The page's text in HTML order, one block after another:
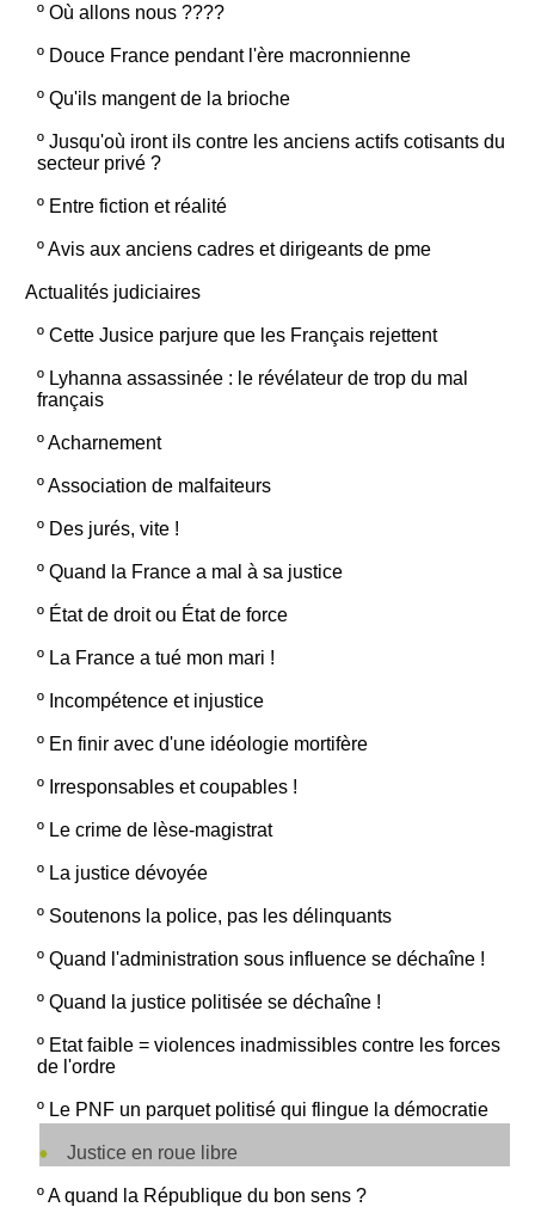
º Où allons nous ????
º Douce France pendant l'ère macronnienne
º Qu'ils mangent de la brioche
º Jusqu'où iront ils contre les anciens actifs cotisants du
secteur privé ?
º Entre fiction et réalité
ºAvis aux anciens cadres et dirigeants de pme
Actualités judiciaires
º Cette Jusice parjure que les Français rejettent
º Lyhanna assassinée : le révélateur de trop du mal
français
ºAcharnement
ºAssociation de malfaiteurs
º Des jurés, vite !
º Quand la France a mal à sa justice
º État de droit ou État de force
º La France a tué mon mari !
º Incompétence et injustice
º En finir avec d'une idéologie mortifère
º Irresponsables et coupables !
º Le crime de lèse-magistrat
º La justice dévoyée
º Soutenons la police, pas les délinquants
º Quand l'administration sous influence se déchaîne !
º Quand la justice politisée se déchaîne !
º Etat faible = violences inadmissibles contre les forces
de l'ordre
º Le PNF un parquet politisé qui flingue la démocratie
Justice en roue libre
ºA quand la République du bon sens ?